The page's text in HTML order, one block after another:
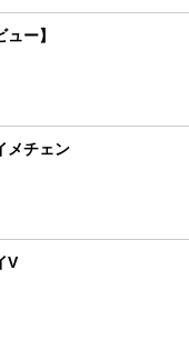
ー】
メチェン
V